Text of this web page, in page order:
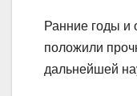
Ранние годы и
положили
дальнейшей